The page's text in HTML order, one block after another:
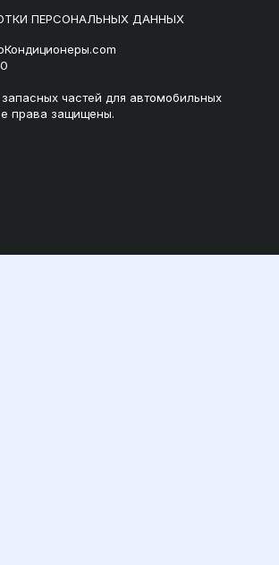
ПЕРСОНАЛЬНЫХ ДАННЫХ
частей для автомобильных
права защищены.